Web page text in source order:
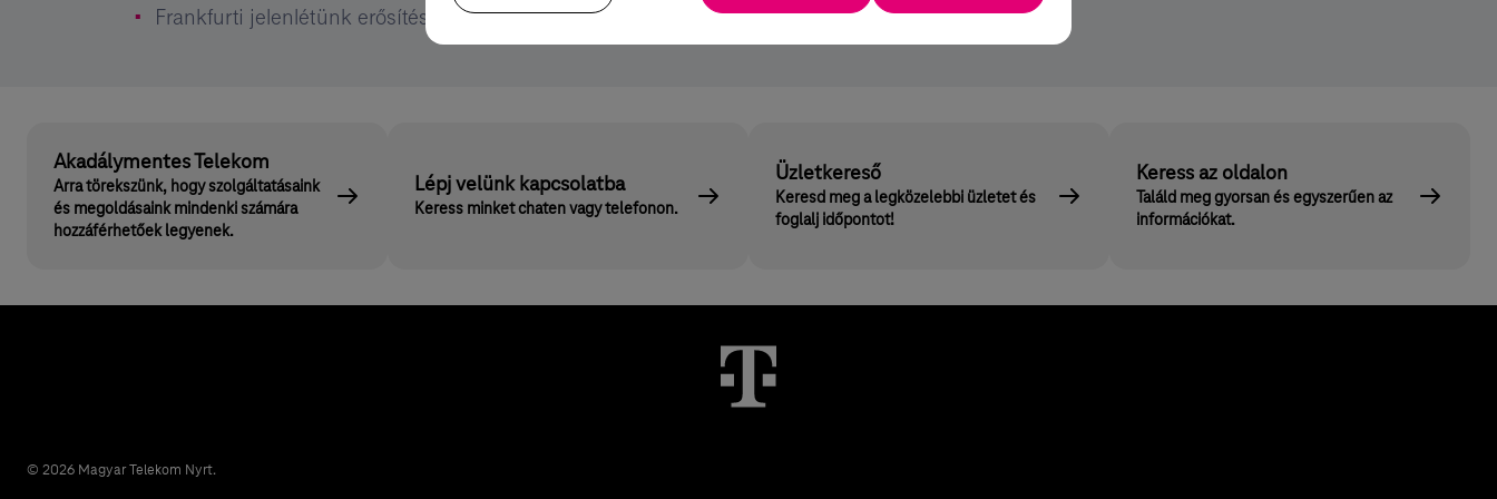
Frankfurti jelenlétünk erősítése magyarországi sávszélesség kiajánlásával.
Akadálymentes Telekom
Arra törekszünk, hogy szolgáltatásaink
és megoldásaink mindenki számára
hozzáférhetőek legyenek.
Lépj velünk kapcsolatba
Keress minket chaten vagy telefonon.
Üzletkereső
Keresd meg a legközelebbi üzletet és
foglalj időpontot!
Keress az oldalon
Találd meg gyorsan és egyszerűen az
információkat.
© 2026 Magyar Telekom Nyrt.